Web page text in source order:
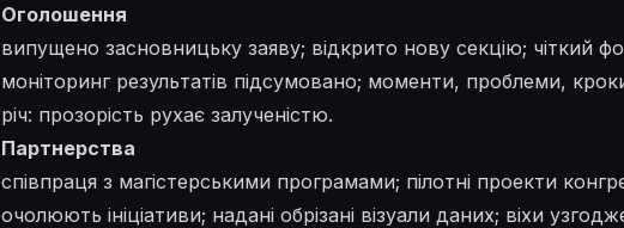
Оголошення
випущено засновницьку заяву; відкрито нову секцію; чіткий
моніторинг результатів підсумовано; моменти, проблеми,
річ: прозорість рухає залученістю.
Партнерства
співпраця з магістерськими програмами; пілотні проекти
очолюють ініціативи; надані обрізані візуали даних; віхи